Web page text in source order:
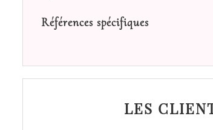
Références spécifiques
LES